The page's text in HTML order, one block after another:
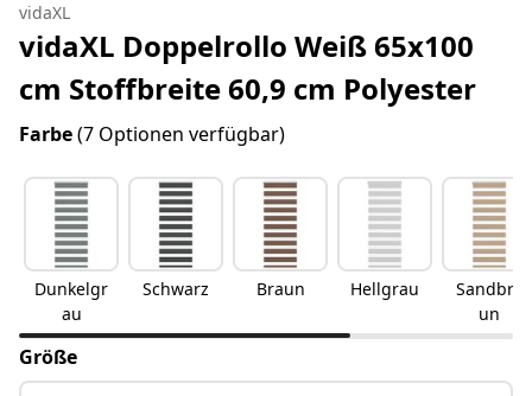
vidaXL
vidaXL Doppelrollo Weiß 65x100
cm Stoffbreite 60,9 cm Polyester
Farbe(7 Optionen verfügbar)
Dunkelgr
au
Schwarz Braun Hellgrau
Sandbra
un
Größe